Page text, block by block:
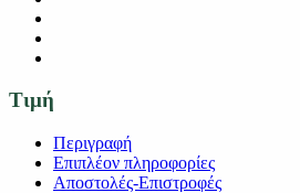
Τιμή
Περιγραφή
Επιπλέον πληροφορίες
Αποστολές-Επιστροφές